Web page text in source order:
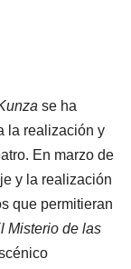
se ha
la realización y
En marzo de
y la realización
que permitieran
Misterio de las